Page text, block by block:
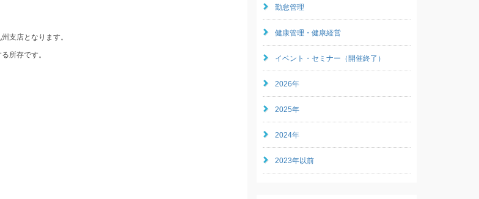
支店となります。
所存です。
勤怠管理
健康管理・健康経営
イベント・セミナー（開催終了）
2026年
2025年
2024年
2023年以前